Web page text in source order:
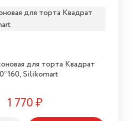
для торта Квадрат
Silikomart
1 770₽